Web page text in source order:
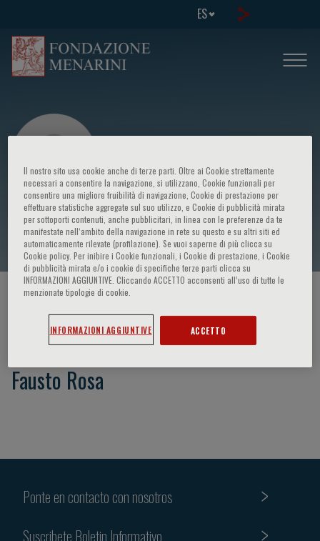
ES
Fausto Rosa
HOME PAGE / CURSOS Y EVENTOS
Fausto Rosa
Ponte en contacto con nosotros
Suscribete Boletin Informativo
Il nostro sito usa cookie anche di terze parti. Oltre ai Cookie strettamente
necessari a consentire la navigazione, si utilizzano, Cookie funzionali per
consentire una migliore fruibilità di navigazione, Cookie di prestazione per
effettuare statistiche aggregate sul suo utilizzo, e Cookie di pubblicità mirata
per sottoporti contenuti, anche pubblicitari, in linea con le preferenze da te
manifestate nell‘ambito della navigazione in rete su questo e su altri siti ed
automaticamente rilevate (profilazione). Se vuoi saperne di più clicca su
Cookie policy. Per inibire i Cookie funzionali, i Cookie di prestazione, i Cookie
di pubblicità mirata e/o i cookie di specifiche terze parti clicca su
INFORMAZIONI AGGIUNTIVE. Cliccando ACCETTO acconsenti all’uso di tutte le
menzionate tipologie di cookie.
INFORMAZIONI AGGIUNTIVE ACCETTO